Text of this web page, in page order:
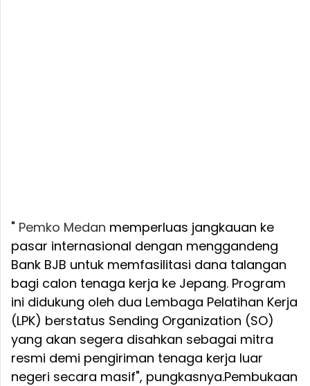
" Pemko Medan memperluas jangkauan ke
pasar internasional dengan menggandeng
Bank BJB untuk memfasilitasi dana talangan
bagi calon tenaga kerja ke Jepang. Program
ini didukung oleh dua Lembaga Pelatihan Kerja
(LPK) berstatus Sending Organization (SO)
yang akan segera disahkan sebagai mitra
resmi demi pengiriman tenaga kerja luar
negeri secara masif", pungkasnya.Pembukaan